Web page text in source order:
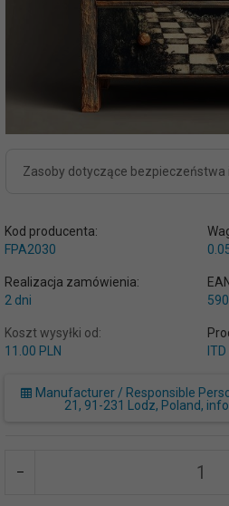
Zasoby dotyczące bezpieczeństwa
Kod producenta:
FPA2030
Realizacja zamówienia:
2 dni
Koszt wysyłki od:
11.00 PLN
Manufacturer / Responsible
21, 91-231 Lodz, Poland,